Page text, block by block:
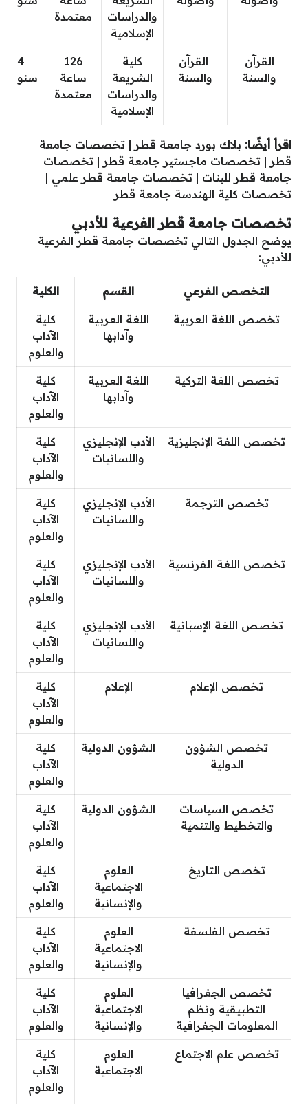
والدراسات
الإسلامية
معتمدة
القرآن
والسنة
القرآن
والسنة
كلية
الشريعة
والدراسات
الإسلامية
126
ساعة
معتمدة
4
سنوات
اقرأ أيضًا: بلاك بورد جامعة قطر | تخصصات جامعة
قطر | تخصصات ماجستير جامعة قطر | تخصصات
جامعة قطر للبنات | تخصصات جامعة قطر علمي |
تخصصات كلية الهندسة جامعة قطر
تخصصات جامعة قطر الفرعية للأدبي
يوضح الجدول التالي تخصصات جامعة قطر الفرعية
للأدبي:
التخصص الفرعي القسم الكلية
تخصص اللغة العربية
اللغة العربية
وآدابها
كلية
الآداب
والعلوم
تخصص اللغة التركية
اللغة العربية
وآدابها
كلية
الآداب
والعلوم
تخصص اللغة الإنجليزية
الأدب الإنجليزي
واللسانيات
كلية
الآداب
والعلوم
تخصص الترجمة
الأدب الإنجليزي
واللسانيات
كلية
الآداب
والعلوم
تخصص اللغة الفرنسية
الأدب الإنجليزي
واللسانيات
كلية
الآداب
والعلوم
تخصص اللغة الإسبانية
الأدب الإنجليزي
واللسانيات
كلية
الآداب
والعلوم
تخصص الإعلام الإعلام
كلية
الآداب
والعلوم
تخصص الشؤون
الدولية
الشؤون الدولية
كلية
الآداب
والعلوم
تخصص السياسات
والتخطيط والتنمية
الشؤون الدولية
كلية
الآداب
والعلوم
تخصص التاريخ
العلوم
الاجتماعية
والإنسانية
كلية
الآداب
والعلوم
تخصص الفلسفة
العلوم
الاجتماعية
والإنسانية
كلية
الآداب
والعلوم
تخصص الجغرافيا
التطبيقية ونظم
المعلومات الجغرافية
العلوم
الاجتماعية
والإنسانية
كلية
الآداب
والعلوم
تخصص علم الاجتماع
العلوم
الاجتماعية
كلية
الآداب
والعلوم